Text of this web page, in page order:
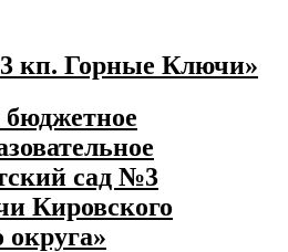
Горные Ключи»
сад №3
Кировского